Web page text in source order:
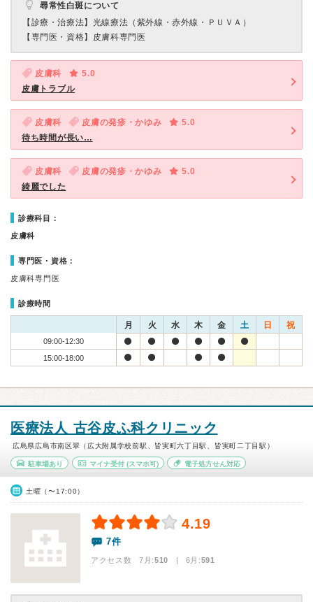
尋常性白斑について
【診療・治療法】 光線療法（紫外線・赤外線・ＰＵＶＡ）
【専門医・資格】 皮膚科専門医
皮膚科
5.0
皮膚トラブル
皮膚科 皮膚の発疹・かゆみ
5.0
待ち時間が長い…
皮膚科 皮膚の発疹・かゆみ
5.0
綺麗でした
診療科目：
皮膚科
専門医・資格：
皮膚科専門医
診療時間
月 火 水 木 金 土 日 祝
09:00-12:30
15:00-18:00
医療法人 古谷皮ふ科クリニック
広島県広島市南区翠（広大附属学校前駅、皆実町六丁目駅、皆実町二丁目駅）
駐車場あり マイナ受付(スマホ可) 電子処方せん対応
土曜（〜17:00）
4.19
7件
アクセス数 7月:510 | 6月:591